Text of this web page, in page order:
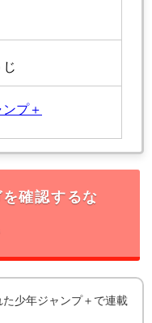
プ＋
確認するな
少年ジャンプ＋で連載